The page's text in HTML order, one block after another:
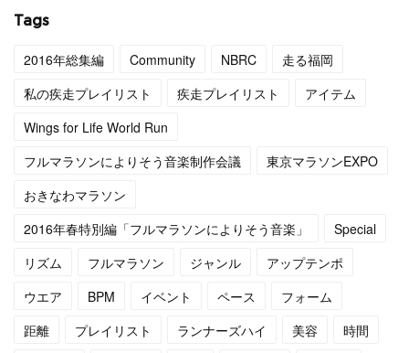
( 4)
(4)
(5)
(
( 12)
(13 )
(
)
Tags
2016年総集編 Community NBRC
走る福岡
私の疾走プレイリスト
疾走プレイリスト
アイテム
Wings for Life World Run
フルマラソンによりそう音楽制作会議
東京マラソンEXPO
おきなわマラソン
2016年春特別編「フルマラソンによりそう音楽」
Special
リズム
フルマラソン ジャンル
アップテンポ
ウエア
BPM イベント ペース
フォーム
距離
プレイリスト ランナーズハイ 美容 時間